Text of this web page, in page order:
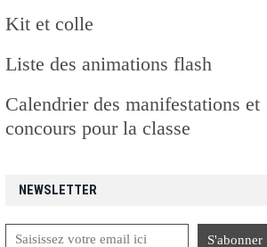
NEWSLETTER
Kit et colle
Liste des animations flash
Calendrier des manifestations et
concours pour la classe